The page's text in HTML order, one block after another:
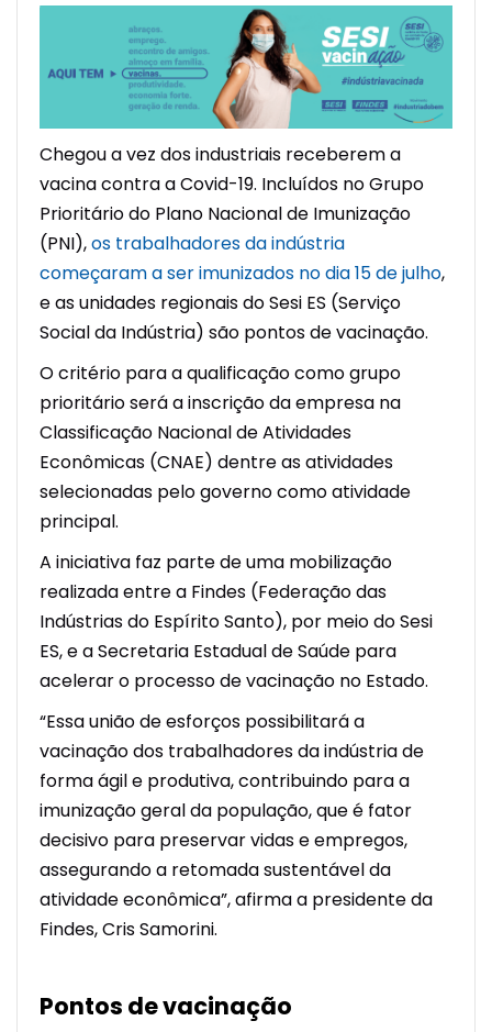
Chegou a vez dos industriais receberem a
vacina contra a Covid-19. Incluídos no Grupo
Prioritário do Plano Nacional de Imunização
(PNI),os trabalhadores da indústria
começaram a ser imunizados no dia 15 de julho,
e as unidades regionais do Sesi ES (Serviço
Social da Indústria) são pontos de vacinação.
O critério para a qualificação como grupo
prioritário será a inscrição da empresa na
Classificação Nacional de Atividades
Econômicas (CNAE) dentre as atividades
selecionadas pelo governo como atividade
principal.
A iniciativa faz parte de uma mobilização
realizada entre a Findes (Federação das
Indústrias do Espírito Santo), por meio do Sesi
ES, e a Secretaria Estadual de Saúde para
acelerar o processo de vacinação no Estado.
“Essa união de esforços possibilitará a
vacinação dos trabalhadores da indústria de
forma ágil e produtiva, contribuindo para a
imunização geral da população, que é fator
decisivo para preservar vidas e empregos,
assegurando a retomada sustentável da
atividade econômica”, afirma a presidente da
Findes, Cris Samorini.
Pontos de vacinação